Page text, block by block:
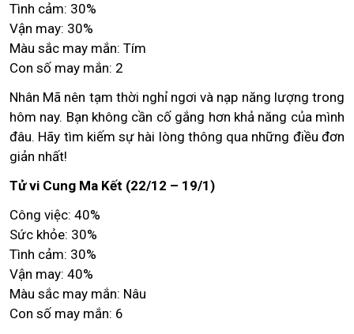
Tình cảm: 30%
Vận may: 30%
Màu sắc may mắn: Tím
Con số may mắn: 2
Nhân Mã nên tạm thời nghỉ ngơi và nạp năng lượng trong
hôm nay. Bạn không cần cố gắng hơn khả năng của mình
đâu. Hãy tìm kiếm sự hài lòng thông qua những điều đơn
giản nhất!
Tử vi Cung Ma Kết (22/12 – 19/1)
Công việc: 40%
Sức khỏe: 30%
Tình cảm: 30%
Vận may: 40%
Màu sắc may mắn: Nâu
Con số may mắn: 6